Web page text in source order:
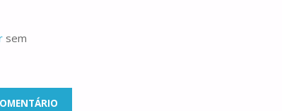
sem